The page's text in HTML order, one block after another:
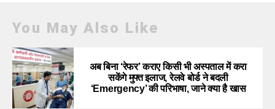
You May Also Like
अब बिना ‘रेफर’ कराए किसी भी अस्पताल में करा
सकेंगे मुफ्त इलाज, रेलवे बोर्ड ने बदली
‘Emergency’ की परिभाषा, जाने क्या है खास